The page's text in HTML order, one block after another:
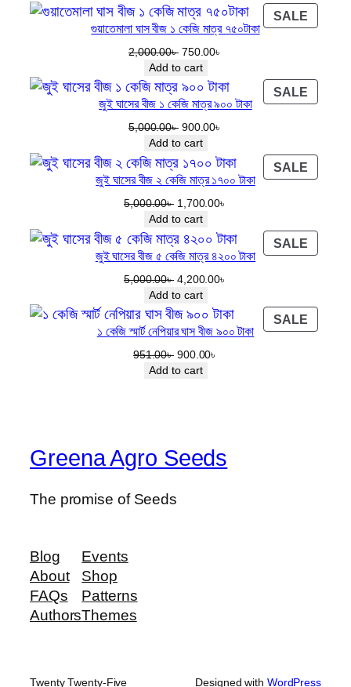
l
p
c
s
1
0
৳
p
r
i
c
e
i
s
7
5
0
0
0
৳
.
বি
সা
q
n
t
y
SALE
ON
গুয়াতেমালা ঘাস বীজ ১ কেজি মাত্র ৭৫০টাকা
2,000.00৳ Original
price
was:
2,000.00৳ .
750.00৳
is:
750.00৳ .
Add to cart
SALE
ON
জুই ঘাসের বীজ ১ কেজি মাত্র ৯০০ টাকা
5,000.00৳ Original
price
was:
5,000.00৳ .
900.00৳
is:
900.00৳ .
Add to cart
SALE
ON
জুই ঘাসের বীজ ২ কেজি মাত্র ১৭০০ টাকা
5,000.00৳ Original
price
5,000.00৳ .
1,700.00৳
is:
1,700.00৳ .
Add to cart
SALE
ON
জুই ঘাসের বীজ ৫ কেজি মাত্র ৪২০০ টাকা
5,000.00৳ Original
price
was:
5,000.00৳ .
4,200.00৳
is:
4,200.00৳ .
Add to cart
SALE
ON
১ কেজি স্মার্ট নেপিয়ার ঘাস বীজ ৯০০ টাকা
951.00৳ Original
price
900.00৳
Add to cart
Greena Agro Seeds
The promise of Seeds
Blog
About
FAQs
Authors
Events
Shop
Patterns
Themes
Twenty Twenty-Five Designed with WordPress